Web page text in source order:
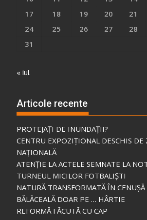
17
18 19 20 21
24
25 26 27 28
31
« iul.
Articole recente
PROTEJAȚI DE INUNDAȚII?
CENTRU EXPOZIȚIONAL DESCHIS DE
NAȚIONALĂ
ATENȚIE LA ACTELE SEMNATE LA
TURNEUL MICILOR FOTBALIȘTI
NATURĂ TRANSFORMATĂ ÎN CENUȘĂ
BĂLĂCEALĂ DOAR PE … HÂRTIE
REFORMĂ FĂCUTĂ CU CAP